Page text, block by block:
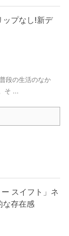
ップなし!新デ
段の生活のなか
そ ...
スイフト」ネ
な存在感